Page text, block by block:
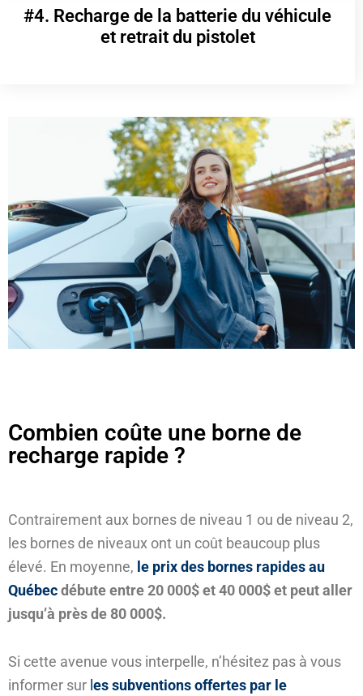
#4. Recharge de la batterie du véhicule
et retrait du pistolet
Combien coûte une borne de
recharge rapide ?
Contrairement aux bornes de niveau 1 ou de niveau 2,
les bornes de niveaux ont un coût beaucoup plus
élevé. En moyenne, le prix des bornes rapides au
Québecdébute entre 20 000$ et 40 000$ et peut aller
jusqu’à près de 80 000$.
Si cette avenue vous interpelle, n’hésitez pas à vous
informer sur les subventions offertes par le